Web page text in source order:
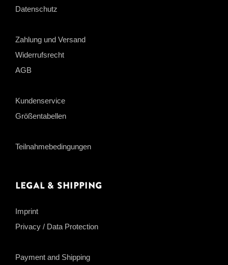
Datenschutz
Zahlung und Versand
Widerrufsrecht
AGB
Kundenservice
Größentabellen
Teilnahmebedingungen
Legal & Shipping
Imprint
Privacy / Data Protection
Payment and Shipping